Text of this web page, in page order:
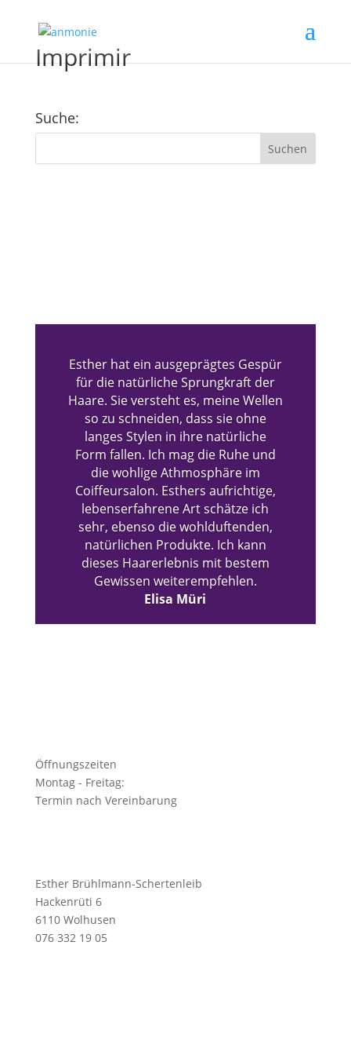
Imprimir
Suche:
Esther hat ein ausgeprägtes Gespür
für die natürliche Sprungkraft der
Haare. Sie versteht es, meine Wellen
so zu schneiden, dass sie ohne
langes Stylen in ihre natürliche
Form fallen. Ich mag die Ruhe und
die wohlige Athmosphäre im
Coiffeursalon. Esthers aufrichtige,
lebenserfahrene Art schätze ich
sehr, ebenso die wohlduftenden,
natürlichen Produkte. Ich kann
dieses Haarerlebnis mit bestem
Gewissen weiterempfehlen.
Elisa Müri
Öffnungszeiten
Montag - Freitag:
Termin nach Vereinbarung
Esther Brühlmann-Schertenleib
Hackenrüti 6
6110 Wolhusen
076 332 19 05